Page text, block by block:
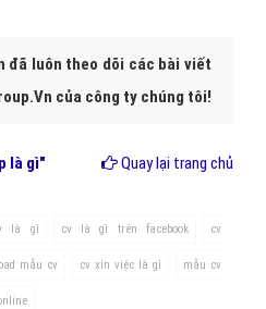
đã luôn theo dõi các bài viết
của công ty chúng tôi!
là gì" Quay lại trang chủ
là gì cv là gì trên facebook cv
mẫu cv cv xin việc là gì mẫu cv